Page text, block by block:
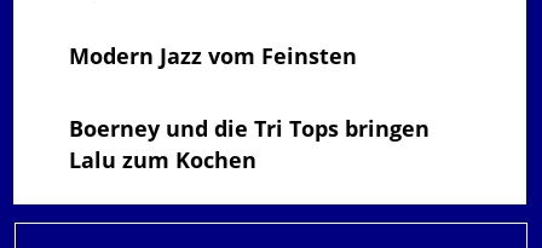
Modern Jazz vom Feinsten
Boerney und die Tri Tops bringen
Lalu zum Kochen